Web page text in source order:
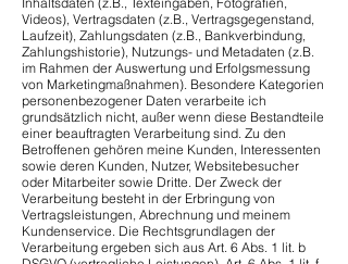
Videos), Vertragsdaten (z.B., Vertragsgegenstand,
Laufzeit), Zahlungsdaten (z.B., Bankverbindung,
Zahlungshistorie), Nutzungs- und Metadaten (z.B.
im Rahmen der Auswertung und Erfolgsmessung
von Marketingmaßnahmen). Besondere Kategorien
personenbezogener Daten verarbeite ich
grundsätzlich nicht, außer wenn diese Bestandteile
einer beauftragten Verarbeitung sind. Zu den
Betroffenen gehören meine Kunden, Interessenten
sowie deren Kunden, Nutzer, Websitebesucher
oder Mitarbeiter sowie Dritte. Der Zweck der
Verarbeitung besteht in der Erbringung von
Vertragsleistungen, Abrechnung und meinem
Kundenservice. Die Rechtsgrundlagen der
Verarbeitung ergeben sich aus Art. 6 Abs. 1 lit. b